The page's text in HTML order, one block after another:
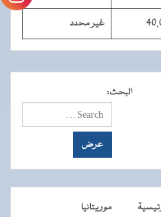
غير محدد
البحث:
موريتانيا